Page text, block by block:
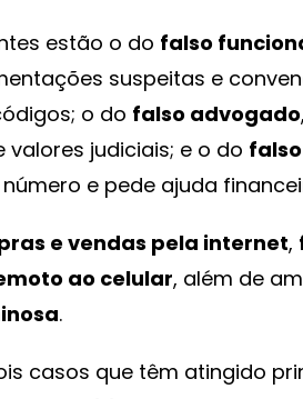
estão o do falso
suspeitas e
o do falso advogado
judiciais; e o do
e pede ajuda
e vendas pela internet,
ao celular, além de
.
casos que têm atingido